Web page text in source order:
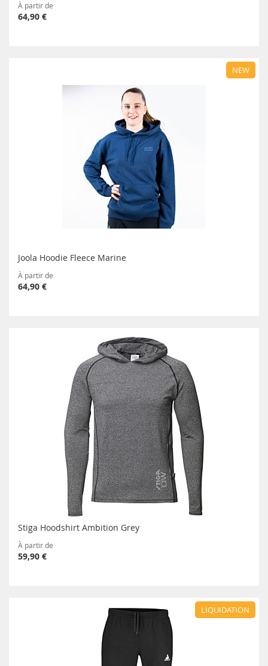
À partir de
64,90 €
NEW
Joola Hoodie Fleece Marine
À partir de
64,90 €
Stiga Hoodshirt Ambition Grey
À partir de
59,90 €
LIQUIDATION